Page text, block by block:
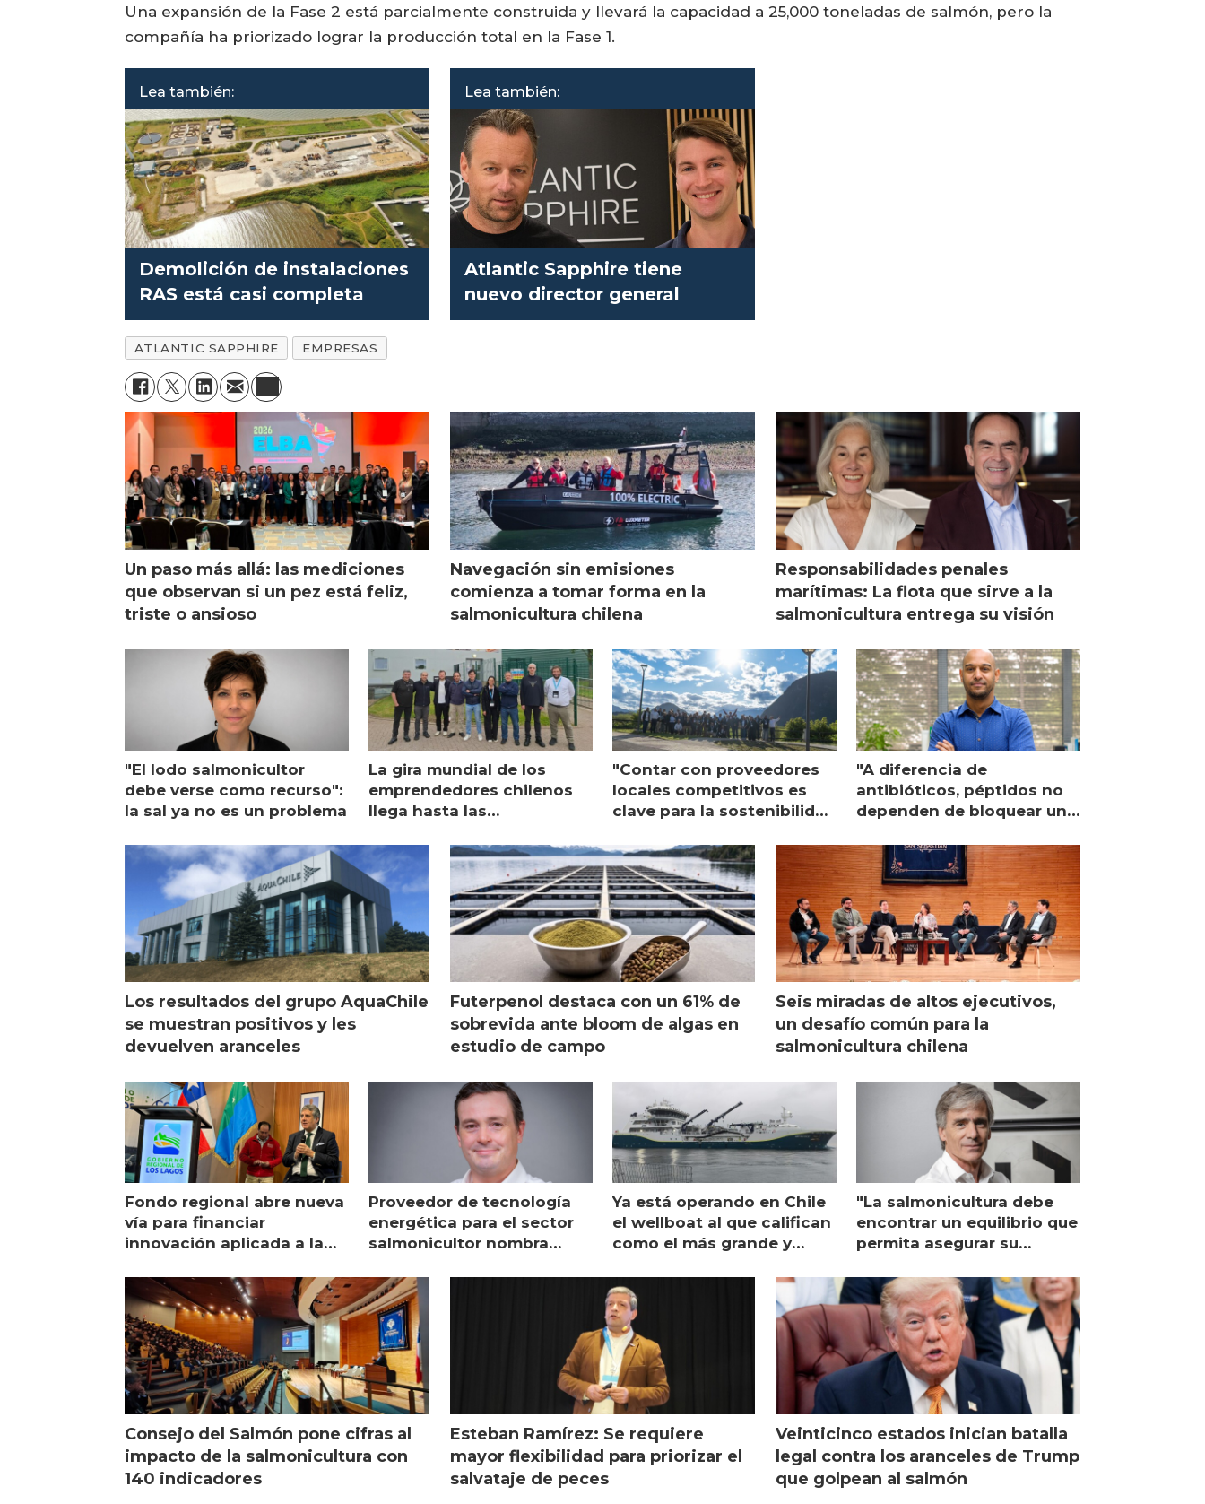
Una expansión de la Fase 2 está parcialmente construida y llevará la capacidad a 25,000 toneladas de salmón, pero la
compañía ha priorizado lograr la producción total en la Fase 1.
Lea también:
Demolición de instalaciones
RAS está casi completa
Lea también:
Atlantic Sapphire tiene
nuevo director general
ATLANTIC SAPPHIRE EMPRESAS
Un paso más allá: las mediciones
que observan si un pez está feliz,
triste o ansioso
Navegación sin emisiones
comienza a tomar forma en la
salmonicultura chilena
Responsabilidades penales
marítimas: La flota que sirve a la
salmonicultura entrega su visión
"El lodo salmonicultor
debe verse como recurso":
la sal ya no es un problema
La gira mundial de los
emprendedores chilenos
llega hasta las
Escocia
"Contar con proveedores
locales competitivos es
clave para la sostenibilidad
"A diferencia de
antibióticos, péptidos no
dependen de bloquear una
Los resultados del grupo AquaChile
se muestran positivos y les
devuelven aranceles
Futerpenol destaca con un 61% de
sobrevida ante bloom de algas en
estudio de campo
Seis miradas de altos ejecutivos,
un desafío común para la
salmonicultura chilena
Fondo regional abre nueva
vía para financiar
innovación aplicada a la
Proveedor de tecnología
energética para el sector
salmonicultor nombra
Ya está operando en Chile
el wellboat al que califican
como el más grande y
"La salmonicultura debe
encontrar un equilibrio que
permita asegurar su
Consejo del Salmón pone cifras al
impacto de la salmonicultura con
140 indicadores
Esteban Ramírez: Se requiere
mayor flexibilidad para priorizar el
salvataje de peces
Veinticinco estados inician batalla
legal contra los aranceles de Trump
que golpean al salmón